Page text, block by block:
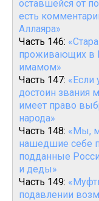
оставшейся от
есть
Аллаяра»
Часть 146:
проживающих в
имамом»
Часть 147: «Если
достоин звания
имеет право
народа»
Часть 148: «Мы,
нашедшие себе
подданные
и деды»
Часть 149:
подавлении